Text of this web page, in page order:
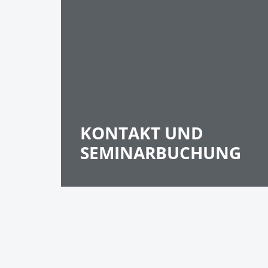
KONTAKT UND
SEMINARBUCHUNG